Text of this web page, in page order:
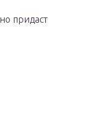
придаст